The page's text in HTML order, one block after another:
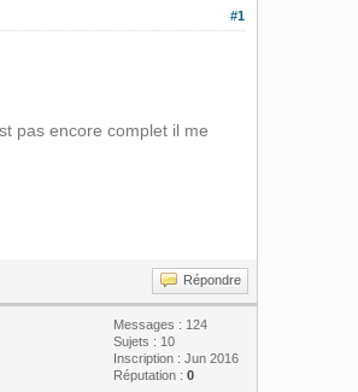
#1
pas encore complet il me
Répondre
Messages : 124
Sujets : 10
Inscription : Jun 2016
Réputation : 0